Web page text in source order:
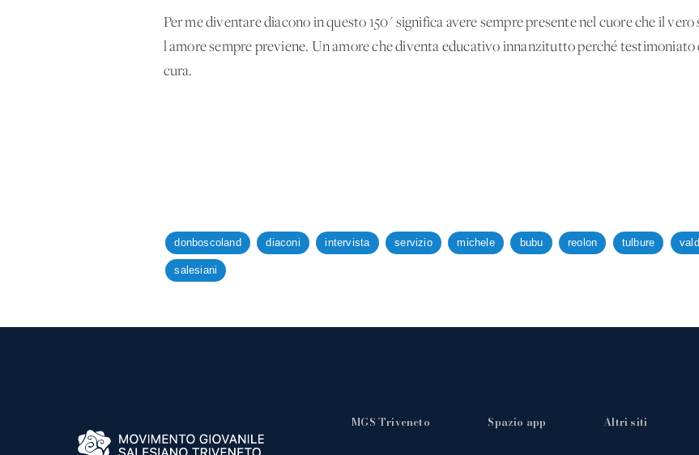
Per me diventare diacono in questo 150" significa avere sempre presente nel cuore che il
l'amore sempre previene. Un amore che diventa educativo innanzitutto perché testimoniato
cura.
donboscoland diaconi intervista servizio michele bubu reolon tulbure
salesiani
MGS Triveneto Spazio app Altri siti